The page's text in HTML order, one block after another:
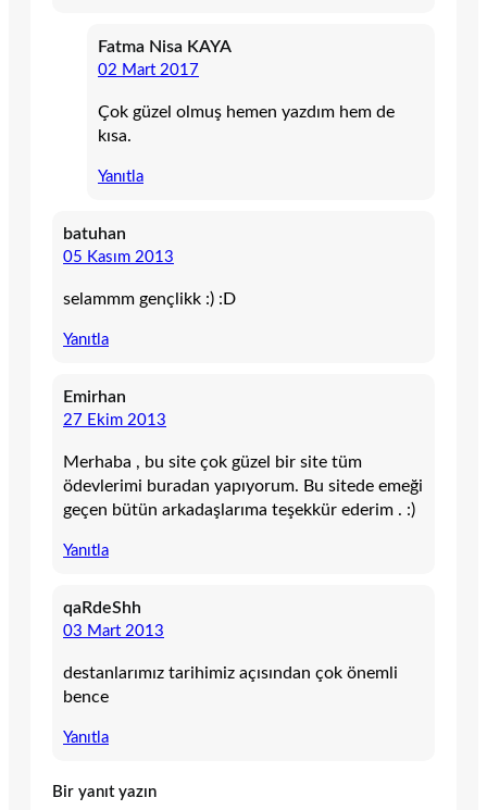
Fatma Nisa KAYA
02 Mart 2017
Çok güzel olmuş hemen yazdım hem de
kısa.
Yanıtla
batuhan
05 Kasım 2013
selammm gençlikk :) :D
Yanıtla
Emirhan
27 Ekim 2013
Merhaba , bu site çok güzel bir site tüm
ödevlerimi buradan yapıyorum. Bu sitede emeği
geçen bütün arkadaşlarıma teşekkür ederim . :)
Yanıtla
qaRdeShh
03 Mart 2013
destanlarımız tarihimiz açısından çok önemli
bence
Yanıtla
Bir yanıt yazın